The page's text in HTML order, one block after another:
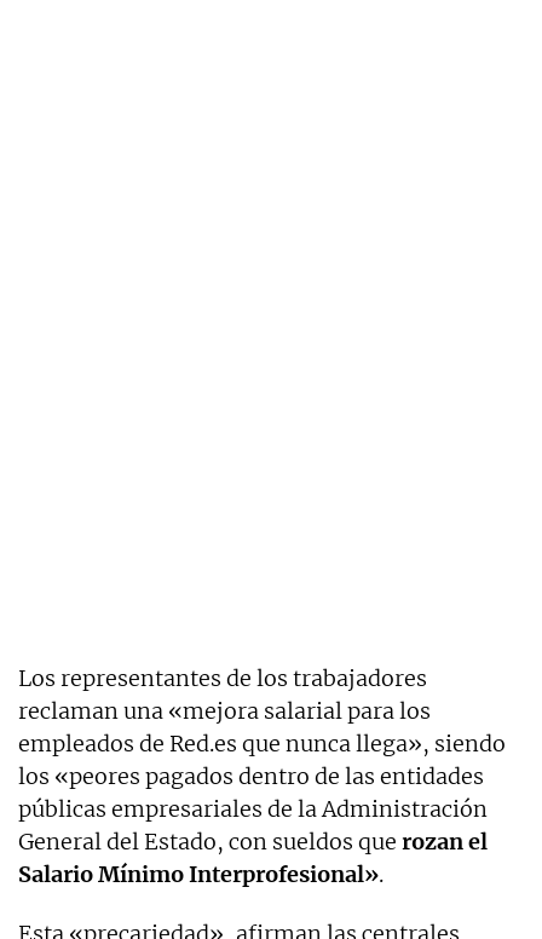
Los representantes de los trabajadores
reclaman una «mejora salarial para los
empleados de Red.es que nunca llega», siendo
los «peores pagados dentro de las entidades
públicas empresariales de la Administración
General del Estado, con sueldos que rozan el
Salario Mínimo Interprofesional».